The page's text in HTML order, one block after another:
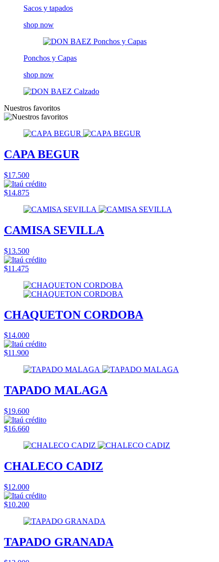
Sacos y tapados
shop now
Ponchos y Capas
shop now
Nuestros favoritos
CAPA BEGUR
$17.500
$14.875
CAMISA SEVILLA
$13.500
$11.475
CHAQUETON CORDOBA
$14.000
$11.900
TAPADO MALAGA
$19.600
$16.660
CHALECO CADIZ
$12.000
$10.200
TAPADO GRANADA